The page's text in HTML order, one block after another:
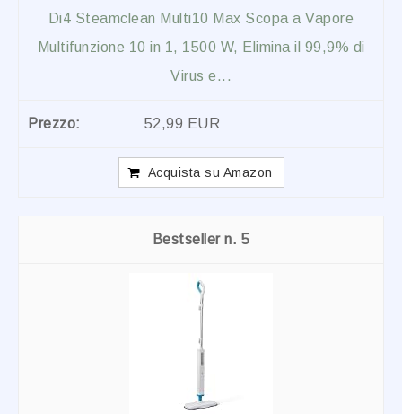
Di4 Steamclean Multi10 Max Scopa a Vapore
Multifunzione 10 in 1, 1500 W, Elimina il 99,9% di
Virus e...
52,99 EUR
Acquista su Amazon
5